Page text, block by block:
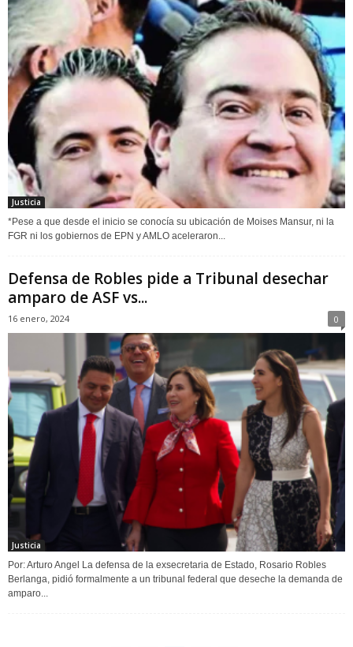
Justicia
*Pese a que desde el inicio se conocía su ubicación de Moises Mansur, ni la
FGR ni los gobiernos de EPN y AMLO aceleraron...
Defensa de Robles pide a Tribunal desechar
amparo de ASF vs...
16 enero, 2024 0
Justicia
Por: Arturo Angel La defensa de la exsecretaria de Estado, Rosario Robles
Berlanga, pidió formalmente a un tribunal federal que deseche la demanda de
amparo...